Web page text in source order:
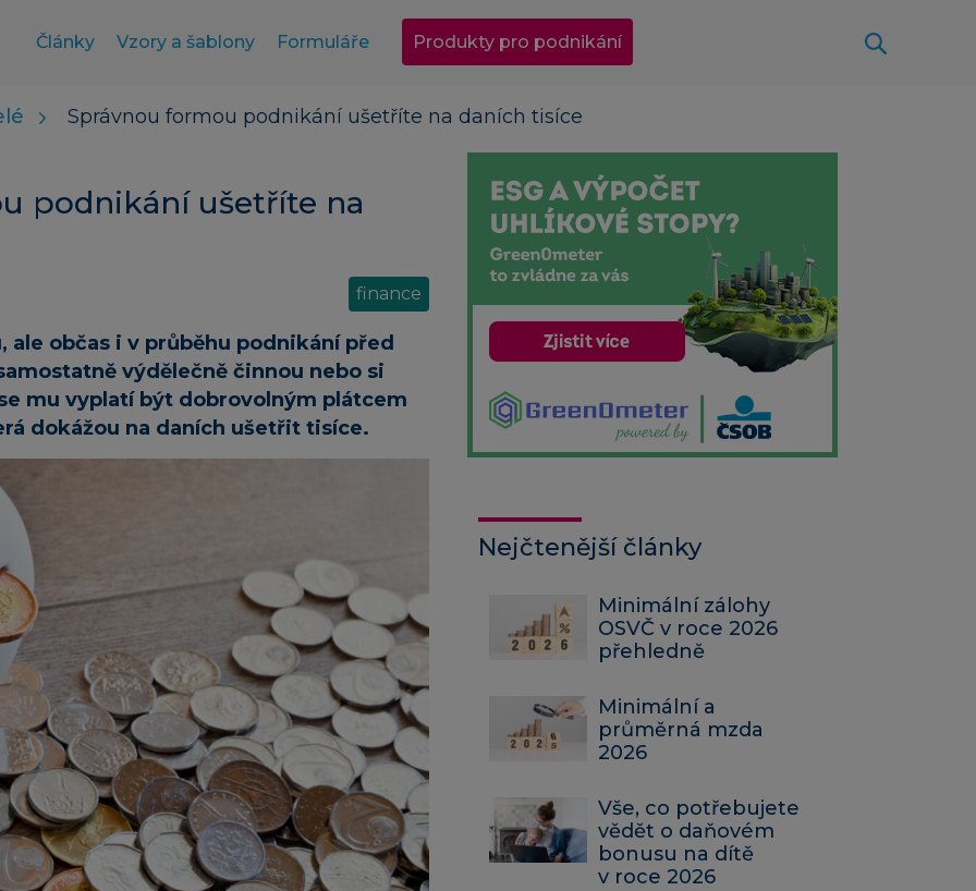
Články Vzory a šablony Formuláře Produkty pro podnikání
Správnou formou podnikání ušetříte na daních tisíce
podnikání ušetříte na
finance
občas i v průběhu podnikání před
výdělečně činnou nebo si
mu vyplatí být dobrovolným plátcem
dokážou na daních ušetřit tisíce.
Nejčtenější články
Minimální zálohy
OSVČ v roce 2026
přehledně
Minimální a
průměrná mzda
2026
Vše, co potřebujete
vědět o daňovém
bonusu na dítě
v roce 2026